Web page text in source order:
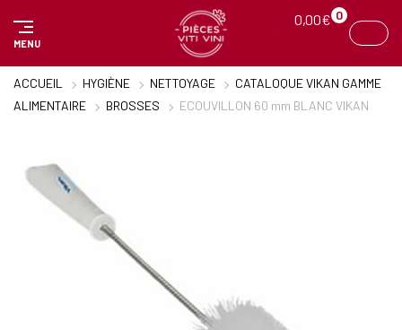
MENU
0,00€ 0
ACCUEIL HYGIÈNE NETTOYAGE
CATALOQUE VIKAN GAMME
ALIMENTAIRE
BROSSES ECOUVILLON 60 mm BLANC VIKAN
Panneau de gestion des cookies